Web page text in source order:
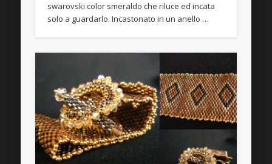
swarovski color smeraldo che riluce ed incata
solo a guardarlo. Incastonato in un anello …